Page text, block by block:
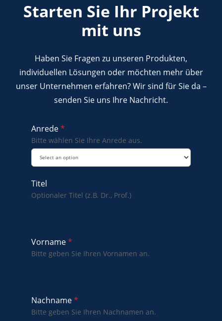
Starten Sie Ihr Projekt
mit uns
Haben Sie Fragen zu unseren Produkten,
individuellen Lösungen oder möchten mehr über
unser Unternehmen erfahren? Wir sind für Sie da –
senden Sie uns Ihre Nachricht.
Anrede*
Bitte wählen Sie Ihre Anrede aus.
Titel
Optionaler Titel (z.B. Dr., Prof.)
Vorname*
Bitte geben Sie Ihren Vornamen an.
Nachname*
Bitte geben Sie Ihren Nachnamen an.